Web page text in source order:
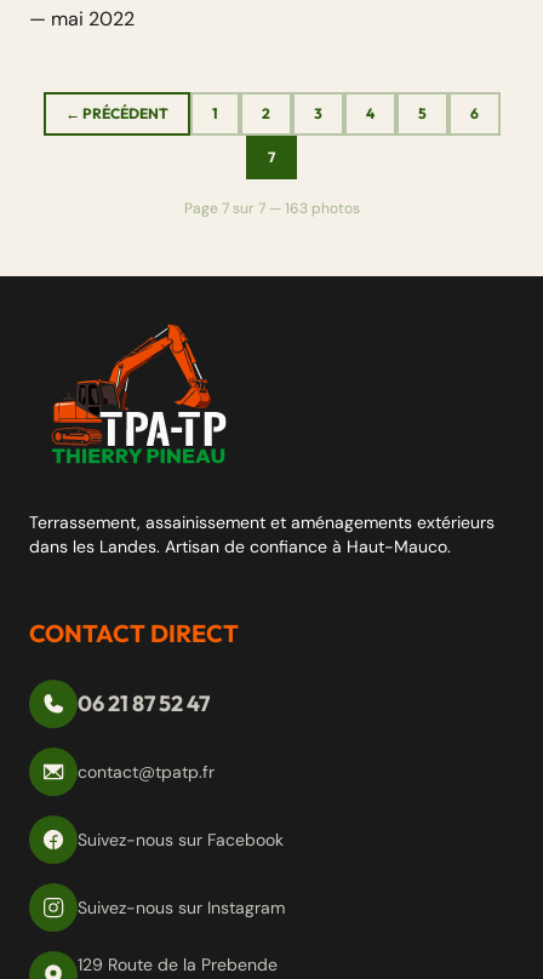
← PRÉCÉDENT 1 2 3 4 5 6
7
Page 7 sur 7 — 163 photos
Terrassement, assainissement et aménagements extérieurs
dans les Landes. Artisan de confiance à Haut-Mauco.
CONTACT DIRECT
06 21 87 52 47
contact@tpatp.fr
Suivez-nous sur Facebook
Suivez-nous sur Instagram
129 Route de la Prebende